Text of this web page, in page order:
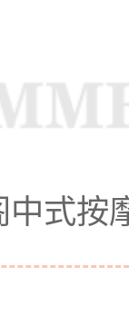
中式按